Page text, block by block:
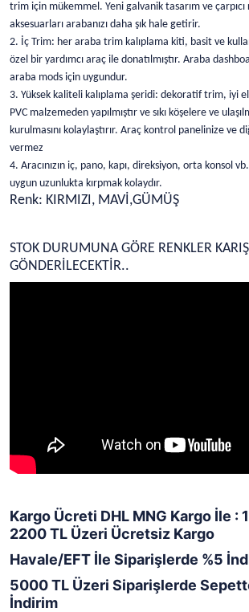
trim için mükemmel. Yeni galvanik tasarım ve
aksesuarları arabanızı daha şık hale getirir.
2. İç Trim: her araba trim kalıplama kiti, basit ve
özel bir yardımcı araç ile donatılmıştır. Araba
araba mods için uygundur.
3. Yüksek kaliteli kalıplama şeridi: dekoratif trim, iyi
PVC malzemeden yapılmıştır ve sıkı köşelere ve
kurulmasını kolaylaştırır. Araç kontrol panelinize ve
vermez
4. Aracınızın iç, pano, kapı, direksiyon, orta konsol
uygun uzunlukta kırpmak kolaydır.
Renk: KIRMIZI, MAVİ,GÜMÜŞ
STOK DURUMUNA GÖRE RENKLER
GÖNDERİLECEKTİR..
Kargo Ücreti DHL MNG Kargo İle :
2200 TL Üzeri Ücretsiz Kargo
Havale/EFT İle Siparişlerde %5
5000 TL Üzeri Siparişlerde
İndirim